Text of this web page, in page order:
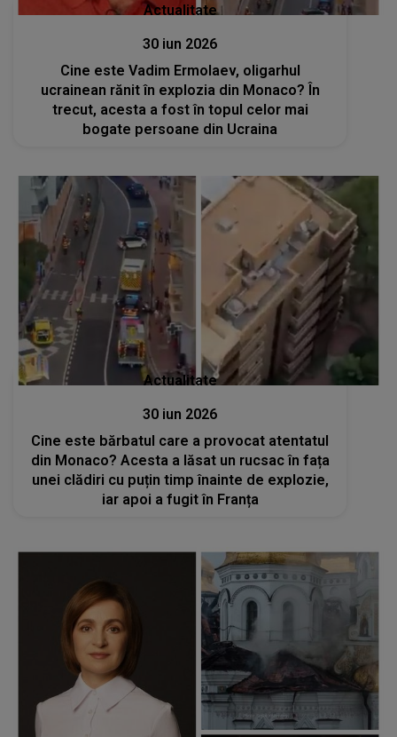
Actualitate
30 iun 2026
Cine este Vadim Ermolaev, oligarhul
ucrainean rănit în explozia din Monaco? În
trecut, acesta a fost în topul celor mai
bogate persoane din Ucraina
Actualitate
30 iun 2026
Cine este bărbatul care a provocat atentatul
din Monaco? Acesta a lăsat un rucsac în fața
unei clădiri cu puțin timp înainte de explozie,
iar apoi a fugit în Franța